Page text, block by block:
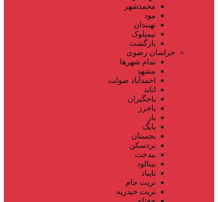
محمدشهر
مود
نهبندان
نیمبلوک
بازگشت
خراسان رضوی
تمام شهر‌ها
مشهد
احمدآباد صولت
انابد
باجگیران
باخرز
بار
بایگ
بجستان
بردسکن
بیدخت
بینالود
تایباد
تربت جام
تربت حیدریه